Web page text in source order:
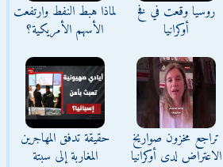
روسيا وقعت في فخ
أوكرانيا
لماذا هبط النفط وارتفعت
الأسهم الأمريكية؟
تراجع مخزون صواريخ
الاعتراض لدى أوكرانيا
حقيقة تدفق المهاجرين
المغاربة إلى سبتة